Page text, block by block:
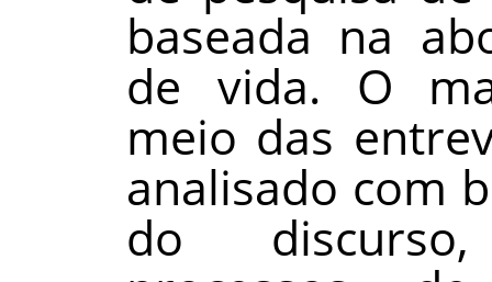
baseada na
de vida. O
meio das
analisado com
do